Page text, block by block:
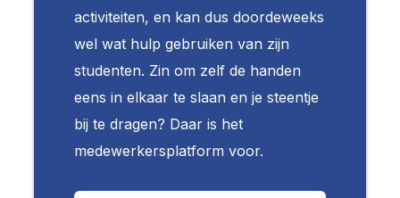
activiteiten, en kan dus doordeweeks
wel wat hulp gebruiken van zijn
studenten. Zin om zelf de handen
eens in elkaar te slaan en je steentje
bij te dragen? Daar is het
medewerkersplatform voor.